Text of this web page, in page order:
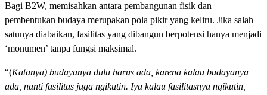
Bagi B2W, memisahkan antara pembangunan fisik dan
pembentukan budaya merupakan pola pikir yang keliru. Jika salah
satunya diabaikan, fasilitas yang dibangun berpotensi hanya menjadi
‘monumen’ tanpa fungsi maksimal.
“(Katanya) budayanya dulu harus ada, karena kalau budayanya
ada, nanti fasilitas juga ngikutin. Iya kalau fasilitasnya ngikutin,